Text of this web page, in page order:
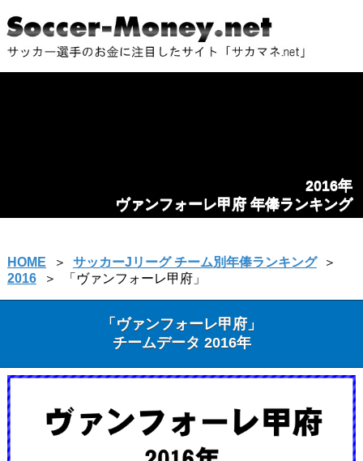
2016年
ヴァンフォーレ甲府 年俸ランキング
HOME ＞ サッカーJリーグ チーム別年俸ランキング
＞
2016
＞ 「ヴァンフォーレ甲府」
「ヴァンフォーレ甲府」
チームデータ 2016年